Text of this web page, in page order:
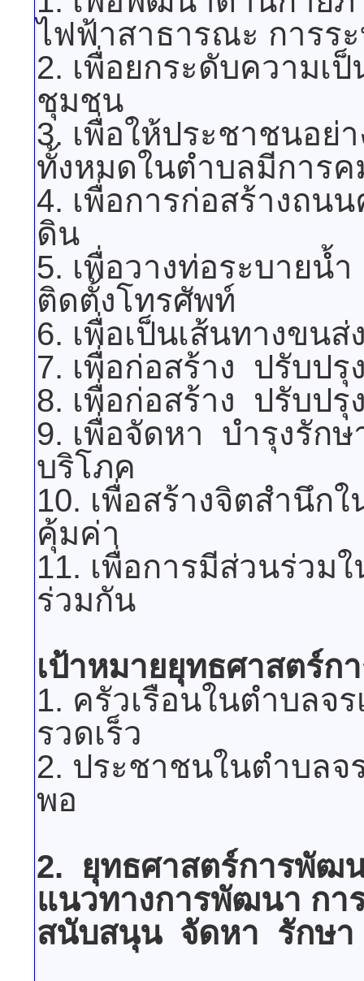
ไฟฟ้าสาธารณะ การร
2. เพื่อยกระดับความเ
ชุมชน
3. เพื่อให้ประชาชนอย่
ทั้งหมดในตำบลมีการ
4. เพื่อการก่อสร้างถน
ดิน
5. เพื่อวางท่อระบายน้
ติดตั้งโทรศัพท์
6. เพื่อเป็นเส้นทางขน
7. เพื่อก่อสร้าง ปรับป
8. เพื่อก่อสร้าง ปรับปรุ
9. เพื่อจัดหา บำรุงรัก
บริโภค
10. เพื่อสร้างจิตสำนึก
คุ้มค่า
11. เพื่อการมีส่วนร่วม
ร่วมกัน
เป้าหมายยุทธศาสตร์ก
1. ครัวเรือนในตำบลจ
รวดเร็ว
2. ประชาชนในตำบลจ
พอ
2. ยุทธศาสตร์การพัฒน
แนวทางการพัฒนา กา
สนับสนุน จัดหา รักษา